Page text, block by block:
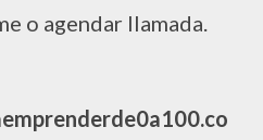
o agendar llamada.